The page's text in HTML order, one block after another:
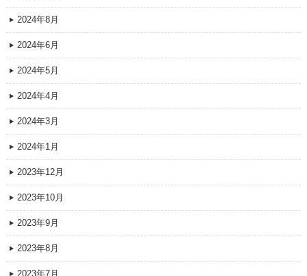
2024年8月
2024年6月
2024年5月
2024年4月
2024年3月
2024年1月
2023年12月
2023年10月
2023年9月
2023年8月
2023年7月